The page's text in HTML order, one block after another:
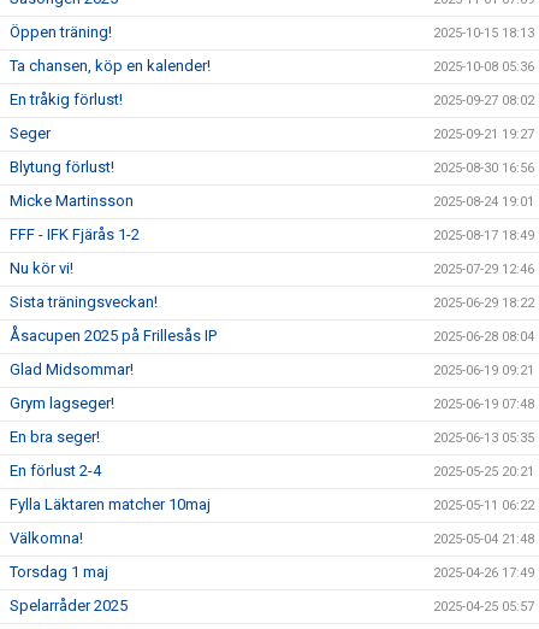
Öppen träning! 2025-10-15 18:13
Ta chansen, köp en kalender! 2025-10-08 05:36
En tråkig förlust! 2025-09-27 08:02
Seger 2025-09-21 19:27
Blytung förlust! 2025-08-30 16:56
Micke Martinsson 2025-08-24 19:01
FFF - IFK Fjärås 1-2 2025-08-17 18:49
Nu kör vi! 2025-07-29 12:46
Sista träningsveckan! 2025-06-29 18:22
Åsacupen 2025 på Frillesås IP 2025-06-28 08:04
Glad Midsommar! 2025-06-19 09:21
Grym lagseger! 2025-06-19 07:48
En bra seger! 2025-06-13 05:35
En förlust 2-4 2025-05-25 20:21
Fylla Läktaren matcher 10maj 2025-05-11 06:22
Välkomna! 2025-05-04 21:48
Torsdag 1 maj 2025-04-26 17:49
Spelarråder 2025 2025-04-25 05:57